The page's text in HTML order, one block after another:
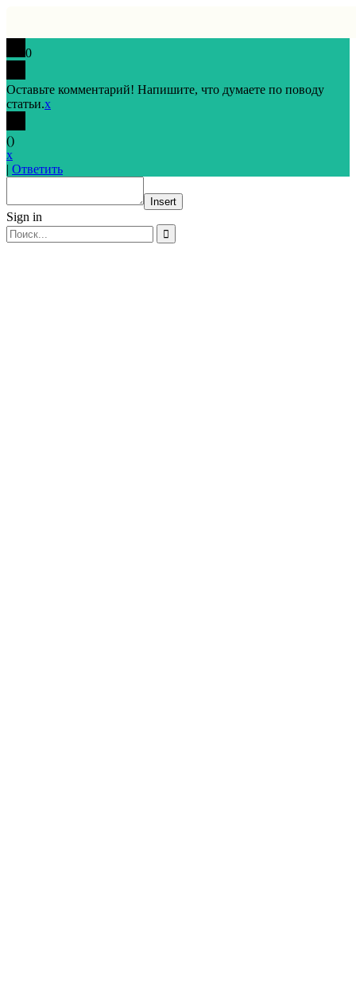
0
Оставьте комментарий! Напишите, что думаете по поводу
статьи.x
()
x
| Ответить
Insert
Sign in